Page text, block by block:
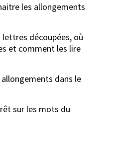
les allongements
lettres découpées, où
et comment les lire
allongements dans le
sur les mots du